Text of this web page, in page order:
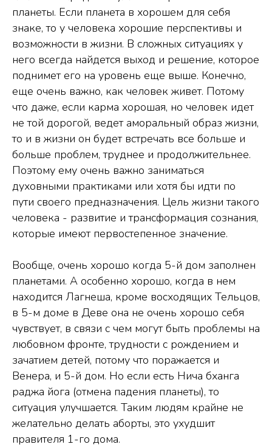
планеты. Если планета в хорошем для себя
знаке, то у человека хорошие перспективы и
возможности в жизни. В сложных ситуациях у
него всегда найдется выход и решение, которое
поднимет его на уровень еще выше. Конечно,
еще очень важно, как человек живет. Потому
что даже, если карма хорошая, но человек идет
не той дорогой, ведет аморальный образ жизни,
то и в жизни он будет встречать все больше и
больше проблем, труднее и продолжительнее.
Поэтому ему очень важно заниматься
духовными практиками или хотя бы идти по
пути своего предназначения. Цель жизни такого
человека - развитие и трансформация сознания,
которые имеют первостепенное значение.
Вообще, очень хорошо когда 5-й дом заполнен
планетами. А особенно хорошо, когда в нем
находится Лагнеша, кроме восходящих Тельцов,
в 5-м доме в Деве она не очень хорошо себя
чувствует, в связи с чем могут быть проблемы на
любовном фронте, трудности с рождением и
зачатием детей, потому что поражается и
Венера, и 5-й дом. Но если есть Нича бханга
раджа йога (отмена падения планеты), то
ситуация улучшается. Таким людям крайне не
желательно делать аборты, это ухудшит
правителя 1-го дома.